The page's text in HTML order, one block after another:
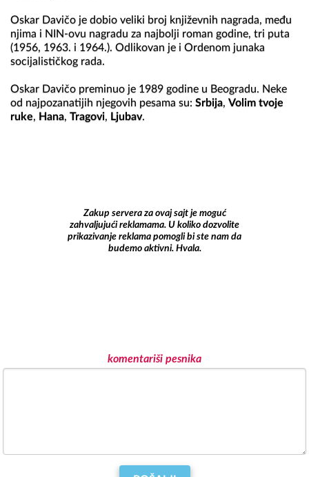
Oskar Davičo je dobio veliki broj književnih nagrada, među
njima i NIN-ovu nagradu za najbolji roman godine, tri puta
(1956, 1963. i 1964.). Odlikovan je i Ordenom junaka
socijalističkog rada.
Oskar Davičo preminuo je 1989 godine u Beogradu. Neke
od najpozanatijih njegovih pesama su: Srbija, Volim tvoje
ruke, Hana, Tragovi, Ljubav.
Zakup servera za ovaj sajt je moguć
zahvaljujući reklamama. U koliko dozvolite
prikazivanje reklama pomogli bi ste nam da
budemo aktivni. Hvala.
komentariši pesnika